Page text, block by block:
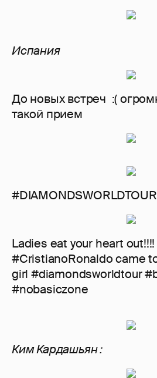
Испания
До новых встреч :(
такой прием
#DIAMONDSWORLDTOUR
Ladies eat your heart out!!!!
#CristianoRonaldo came
girl #diamondsworldtour
#nobasiczone
Ким Кардашьян :